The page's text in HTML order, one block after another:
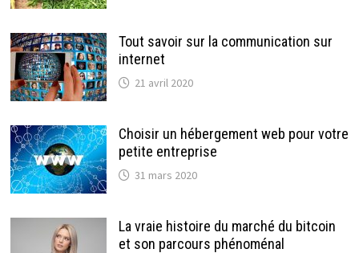
Tout savoir sur la communication sur
internet
21 avril 2020
Choisir un hébergement web pour votre
petite entreprise
31 mars 2020
La vraie histoire du marché du bitcoin
et son parcours phénoménal